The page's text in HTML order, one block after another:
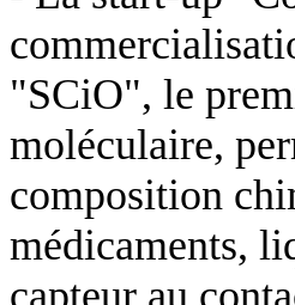
"SCiO", le
moléculaire,
composition
médicaments,
capteur au